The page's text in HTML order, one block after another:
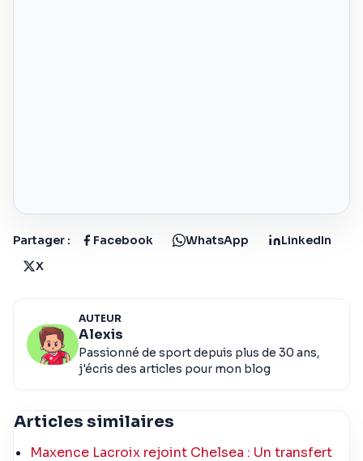
Partager : Facebook WhatsApp
LinkedIn
X
AUTEUR
Alexis
Passionné de sport depuis plus de 30 ans,
j'écris des articles pour mon blog
Articles similaires
Maxence Lacroix rejoint Chelsea : Un transfert